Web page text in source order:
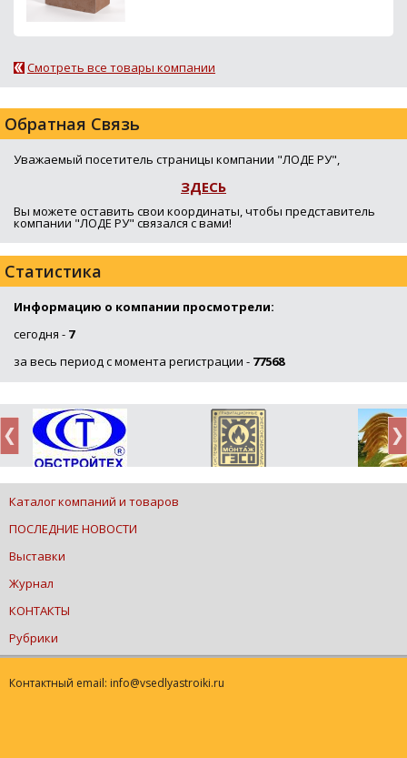
Смотреть все товары компании
Обратная Связь
Уважаемый посетитель страницы компании "ЛОДЕ РУ",
ЗДЕСЬ
Вы можете оставить свои координаты, чтобы представитель
компании "ЛОДЕ РУ" связался с вами!
Статистика
Информацию о компании просмотрели:
сегодня - 7
за весь период с момента регистрации - 77568
Каталог компаний и товаров
ПОСЛЕДНИЕ НОВОСТИ
Выставки
Журнал
КОНТАКТЫ
Рубрики
Контактный email: info@vsedlyastroiki.ru